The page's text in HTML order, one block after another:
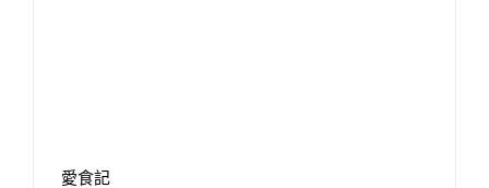
愛食記